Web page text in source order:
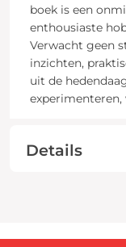
boek is een
enthousiaste
Verwacht geen
inzichten,
uit de
Details